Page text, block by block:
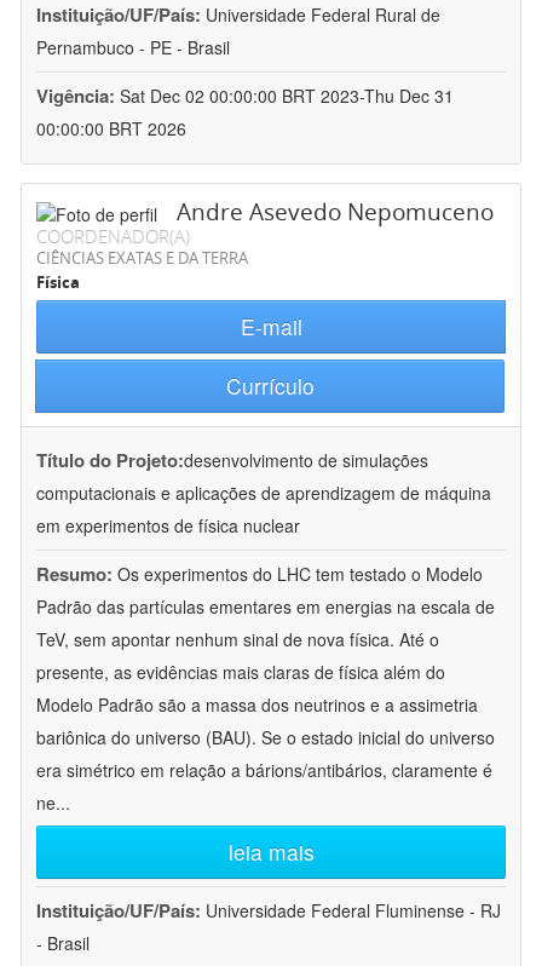
Instituição/UF/País: Universidade Federal Rural de
Pernambuco - PE - Brasil
Vigência: Sat Dec 02 00:00:00 BRT 2023-Thu Dec 31
00:00:00 BRT 2026
Andre Asevedo Nepomuceno
COORDENADOR(A)
CIÊNCIAS EXATAS E DA TERRA
Física
E-mail
Currículo
Título do Projeto:desenvolvimento de simulações
computacionais e aplicações de aprendizagem de máquina
em experimentos de física nuclear
Resumo: Os experimentos do LHC tem testado o Modelo
Padrão das partículas ementares em energias na escala de
TeV, sem apontar nenhum sinal de nova física. Até o
presente, as evidências mais claras de física além do
Modelo Padrão são a massa dos neutrinos e a assimetria
bariônica do universo (BAU). Se o estado inicial do universo
era simétrico em relação a bárions/antibários, claramente é
ne...
leia mais
Instituição/UF/País: Universidade Federal Fluminense - RJ
- Brasil